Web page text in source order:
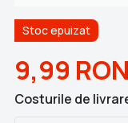
Stoc epuizat
9,99 RON
Costurile de